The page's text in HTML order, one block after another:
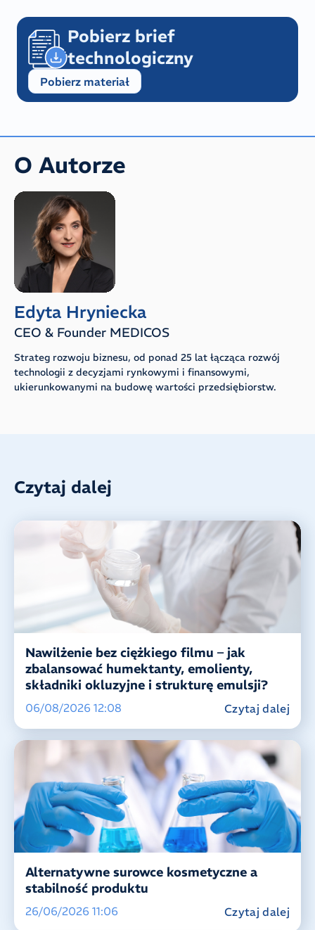
Pobierz brief
technologiczny
Pobierz materiał
O Autorze
Edyta Hryniecka
CEO & Founder MEDICOS
Strateg rozwoju biznesu, od ponad 25 lat łącząca rozwój
technologii z decyzjami rynkowymi i finansowymi,
ukierunkowanymi na budowę wartości przedsiębiorstw.
Czytaj dalej
Nawilżenie bez ciężkiego filmu – jak
zbalansować humektanty, emolienty,
składniki okluzyjne i strukturę emulsji?
06/08/2026 12:08 Czytaj dalej
Alternatywne surowce kosmetyczne a
stabilność produktu
26/06/2026 11:06 Czytaj dalej